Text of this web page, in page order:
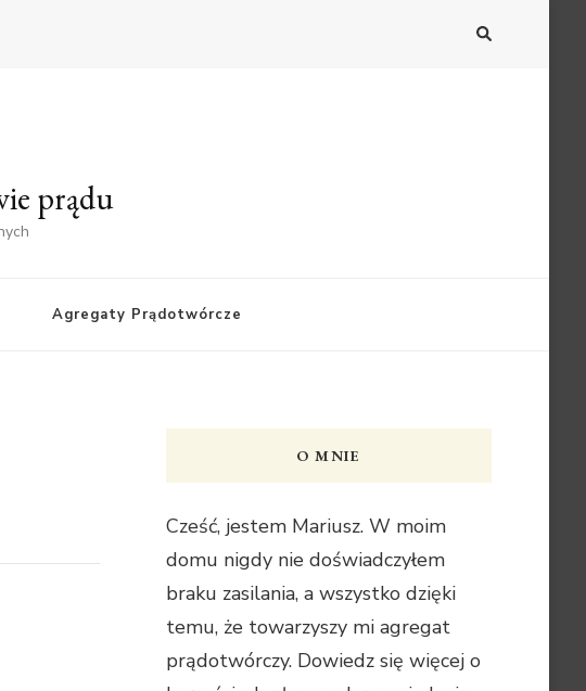
prądu
Agregaty Prądotwórcze
O MNIE
Cześć, jestem Mariusz. W moim
domu nigdy nie doświadczyłem
braku zasilania, a wszystko dzięki
temu, że towarzyszy mi agregat
prądotwórczy. Dowiedz się więcej o